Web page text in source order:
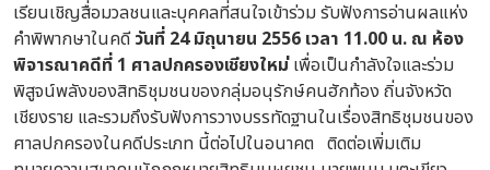
เรียนเชิญสื่อมวลชนและบุคคลที่สนใจเข้าร่วม รับฟังการอ่านผลแห่ง
คำพิพากษาในคดีวันที่ 24 มิถุนายน 2556 เวลา 11.00 น. ณ ห้อง
พิจารณาคดีที่ 1 ศาลปกครองเชียงใหม่เพื่อเป็นกำลังใจและร่วม
พิสูจน์พลังของสิทธิชุมชนของกลุ่มอนุรักษ์คนฮักท้อง ถิ่นจังหวัด
เชียงราย และรวมถึงรับฟังการวางบรรทัดฐานในเรื่องสิทธิชุมชนของ
ศาลปกครองในคดีประเภท นี้ต่อไปในอนาคต ติดต่อเพิ่มเติม